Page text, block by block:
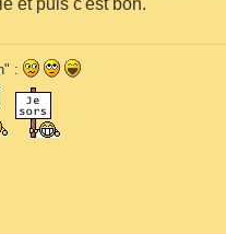
et puis c'est bon.
: